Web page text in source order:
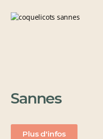
Sannes
Plus d'infos